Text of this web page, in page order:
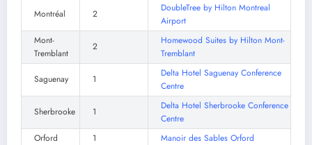
Montréal 2
DoubleTree by Hilton Montreal
Airport
Mont-
Tremblant
2
Homewood Suites by Hilton Mont-
Tremblant
Saguenay 1
Delta Hotel Saguenay Conference
Centre
Sherbrooke 1
Delta Hotel Sherbrooke Conference
Centre
Orford
1 Manoir des Sables Orford